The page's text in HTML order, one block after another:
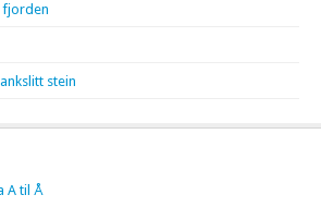
fjorden
stein
A til Å